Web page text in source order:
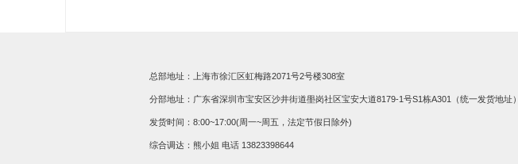
总部地址：上海市徐汇区虹梅路2071号2号楼308室
分部地址：广东省深圳市宝安区沙井街道壆岗社区宝安大道8179-1号S1栋A301（统一发货地址）
发货时间：8:00~17:00(周一~周五，法定节假日除外)
综合调达：熊小姐 电话 13823398644